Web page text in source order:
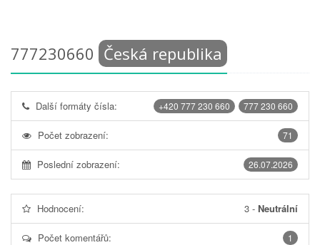
777230660 Česká republika
777 230 660
+420 777 230 660
Další formáty čísla:
71
Počet zobrazení:
26.07.2026
Poslední zobrazení:
Hodnocení: 3 - Neutrální
1
Počet komentářů: